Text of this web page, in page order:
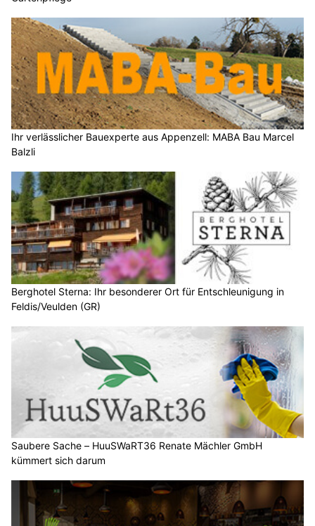
Ihr verlässlicher Bauexperte aus Appenzell: MABA Bau Marcel
Balzli
Berghotel Sterna: Ihr besonderer Ort für Entschleunigung in
Feldis/Veulden (GR)
Saubere Sache – HuuSWaRT36 Renate Mächler GmbH
kümmert sich darum